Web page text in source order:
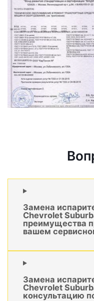
Замена
Chevrolet
преимущества
вашем
Замена
Chevrolet
консультацию